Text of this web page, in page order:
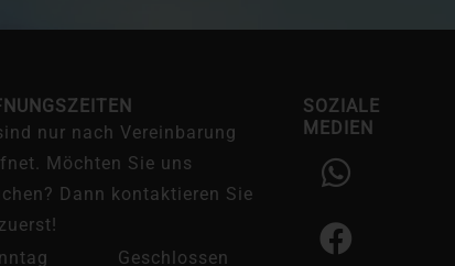
nur nach Vereinbarung
Möchten Sie uns
Dann kontaktieren Sie
Geschlossen
SOZIALE
MEDIEN
W
h
a
t
F
a
c
e
I
n
s
t